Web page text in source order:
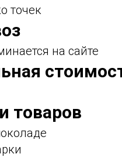
точек
на сайте
товаров